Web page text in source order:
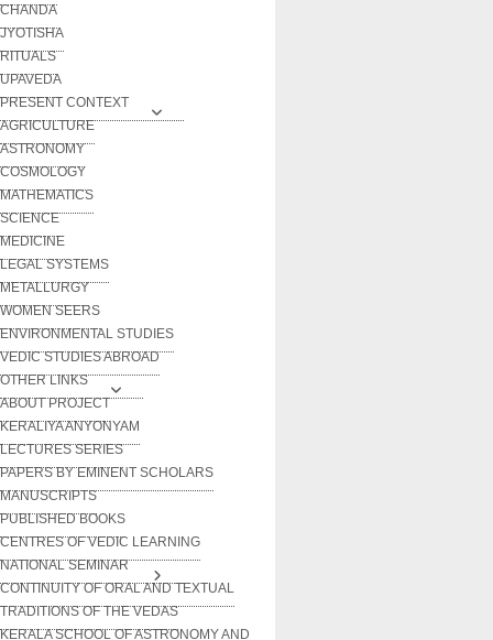
CHANDA
JYOTISHA
RITUALS
UPAVEDA
PRESENT CONTEXT
AGRICULTURE
ASTRONOMY
COSMOLOGY
MATHEMATICS
SCIENCE
MEDICINE
LEGAL SYSTEMS
METALLURGY
WOMEN SEERS
ENVIRONMENTAL STUDIES
VEDIC STUDIES ABROAD
OTHER LINKS
ABOUT PROJECT
KERALIYA ANYONYAM
LECTURES SERIES
PAPERS BY EMINENT SCHOLARS
MANUSCRIPTS
PUBLISHED BOOKS
CENTRES OF VEDIC LEARNING
NATIONAL SEMINAR
CONTINUITY OF ORAL AND TEXTUAL
TRADITIONS OF THE VEDAS
KERALA SCHOOL OF ASTRONOMY AND